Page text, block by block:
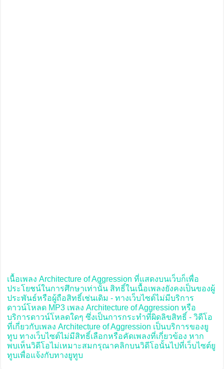
เนื้อเพลง Architecture of Aggression ที่แสดงบนเว็บก็เพื่อ
ประโยชน์ในการศึกษาเท่านั้น สิทธิ์ในเนื้อเพลงยังคงเป็นของผู้
ประพันธ์หรือผู้ถือสิทธิ์เช่นเดิม - ทางเว็บไซต์ไม่มีบริการ
ดาวน์โหลด MP3 เพลง Architecture of Aggression หรือ
บริการดาวน์โหลดใดๆ ซึ่งเป็นการกระทำที่ผิดลิขสิทธิ์ - วิดีโอ
ที่เกี่ยวกับเพลง Architecture of Aggression เป็นบริการของยู
ทูบ ทางเว็บไซต์ไม่มีสิทธิ์เลือกหรือคัดเพลงที่เกี่ยวข้อง หาก
พบเห็นวิดีโอไม่เหมาะสมกรุณาคลิกบนวิดีโอนั้นไปที่เว็บไซต์ยู
ทูบเพื่อแจ้งกับทางยูทูบ